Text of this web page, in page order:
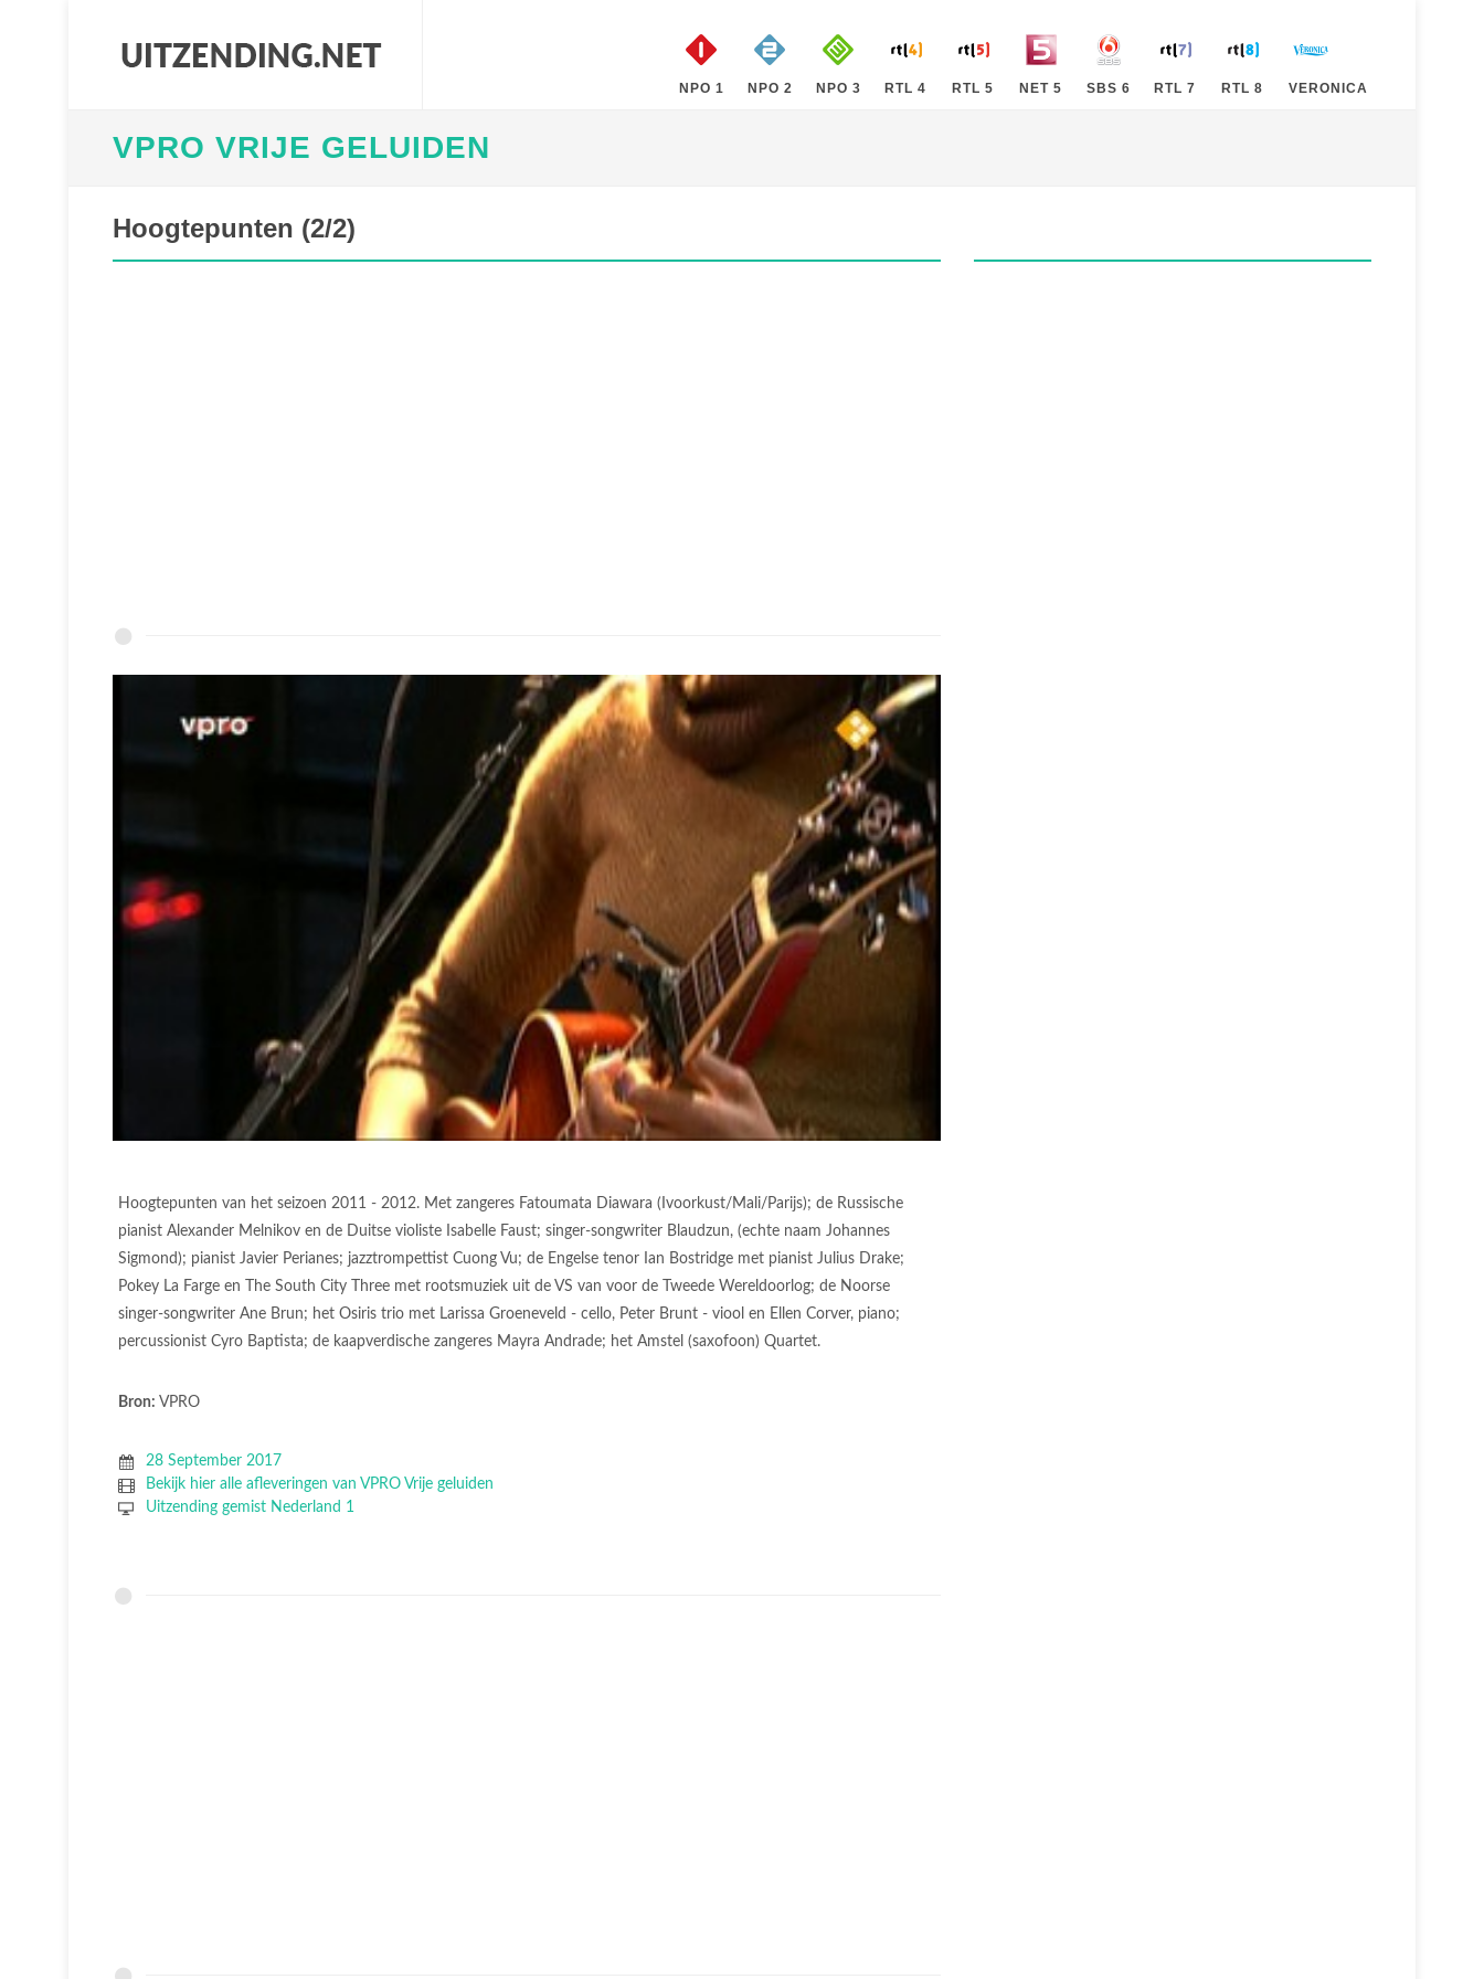
NPO 1 NPO 2 NPO 3 RTL 4 RTL 5 NET 5 SBS 6 RTL 7 RTL 8 VERONICA
VPRO VRIJE GELUIDEN
Hoogtepunten (2/2)
Hoogtepunten van het seizoen 2011 - 2012. Met zangeres Fatoumata Diawara (Ivoorkust/Mali/Parijs); de Russische
pianist Alexander Melnikov en de Duitse violiste Isabelle Faust; singer-songwriter Blaudzun, (echte naam Johannes
Sigmond); pianist Javier Perianes; jazztrompettist Cuong Vu; de Engelse tenor Ian Bostridge met pianist Julius Drake;
Pokey La Farge en The South City Three met rootsmuziek uit de VS van voor de Tweede Wereldoorlog; de Noorse
singer-songwriter Ane Brun; het Osiris trio met Larissa Groeneveld - cello, Peter Brunt - viool en Ellen Corver, piano;
percussionist Cyro Baptista; de kaapverdische zangeres Mayra Andrade; het Amstel (saxofoon) Quartet.
Bron: VPRO
28 September 2017
Bekijk hier alle afleveringen van VPRO Vrije geluiden
Uitzending gemist Nederland 1